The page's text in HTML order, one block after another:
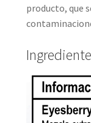
producto, que